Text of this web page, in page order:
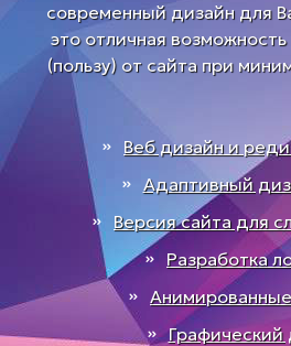
современный дизайн для
это отличная
(пользу) от сайта при
Веб дизайн и
Адаптивный
Версия сайта для
Разработка
Графический